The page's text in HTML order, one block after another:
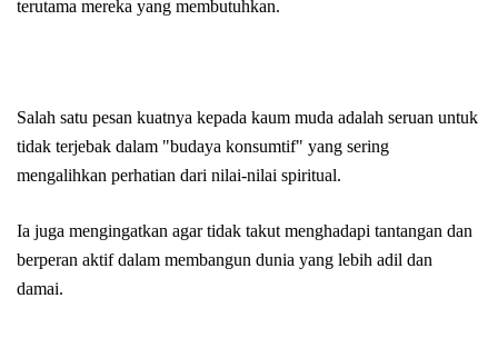
terutama mereka yang membutuhkan.
Salah satu pesan kuatnya kepada kaum muda adalah seruan untuk
tidak terjebak dalam "budaya konsumtif" yang sering
mengalihkan perhatian dari nilai-nilai spiritual.
Ia juga mengingatkan agar tidak takut menghadapi tantangan dan
berperan aktif dalam membangun dunia yang lebih adil dan
damai.